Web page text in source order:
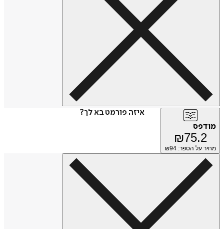
איזה פורמט בא לך?
מודפס
₪75.2
מחיר על הספר: ₪ 94